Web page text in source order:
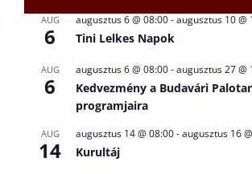
AUG
6
augusztus 6 @ 08:00-augusztus 10 @
Tini Lelkes Napok
AUG
6
augusztus 6 @ 08:00-augusztus 27 @
Kedvezmény a Budavári
programjaira
AUG
14
augusztus 14 @ 08:00-augusztus 16
Kurultáj